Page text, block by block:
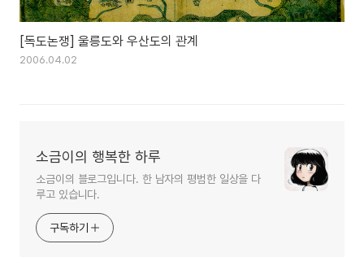
[독도논쟁] 울릉도와 우산도의 관계
2006.04.02
소금이의 행복한 하루
소금이의 블로그입니다. 한 남자의 평범한 일상을 다
루고 있습니다.
구독하기